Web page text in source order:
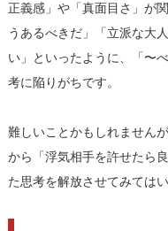
正義感」や「真面目さ」が
うあるべきだ」「立派な大
い」といったように、「〜
考に陥りがちです。
難しいことかもしれません
から「浮気相手を許せたら
た思考を解放させてみては